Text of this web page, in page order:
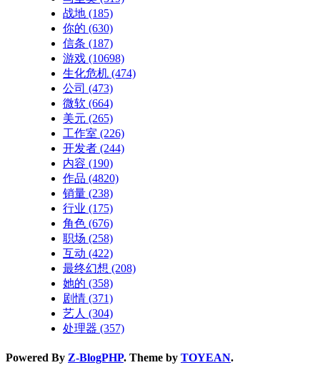
战地 (185)
你的 (630)
信条 (187)
游戏 (10698)
生化危机 (474)
公司 (473)
微软 (664)
美元 (265)
工作室 (226)
开发者 (244)
内容 (190)
作品 (4820)
销量 (238)
行业 (175)
角色 (676)
职场 (258)
互动 (422)
最终幻想 (208)
她的 (358)
剧情 (371)
艺人 (304)
处理器 (357)
Powered By Z-BlogPHP. Theme by TOYEAN.